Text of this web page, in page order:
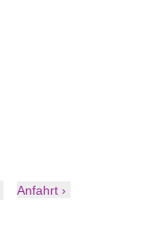
Anfahrt ›